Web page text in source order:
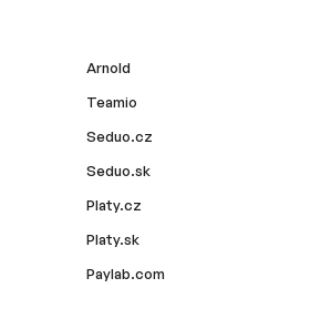
Arnold
Teamio
Seduo.cz
Seduo.sk
Platy.cz
Platy.sk
Paylab.com